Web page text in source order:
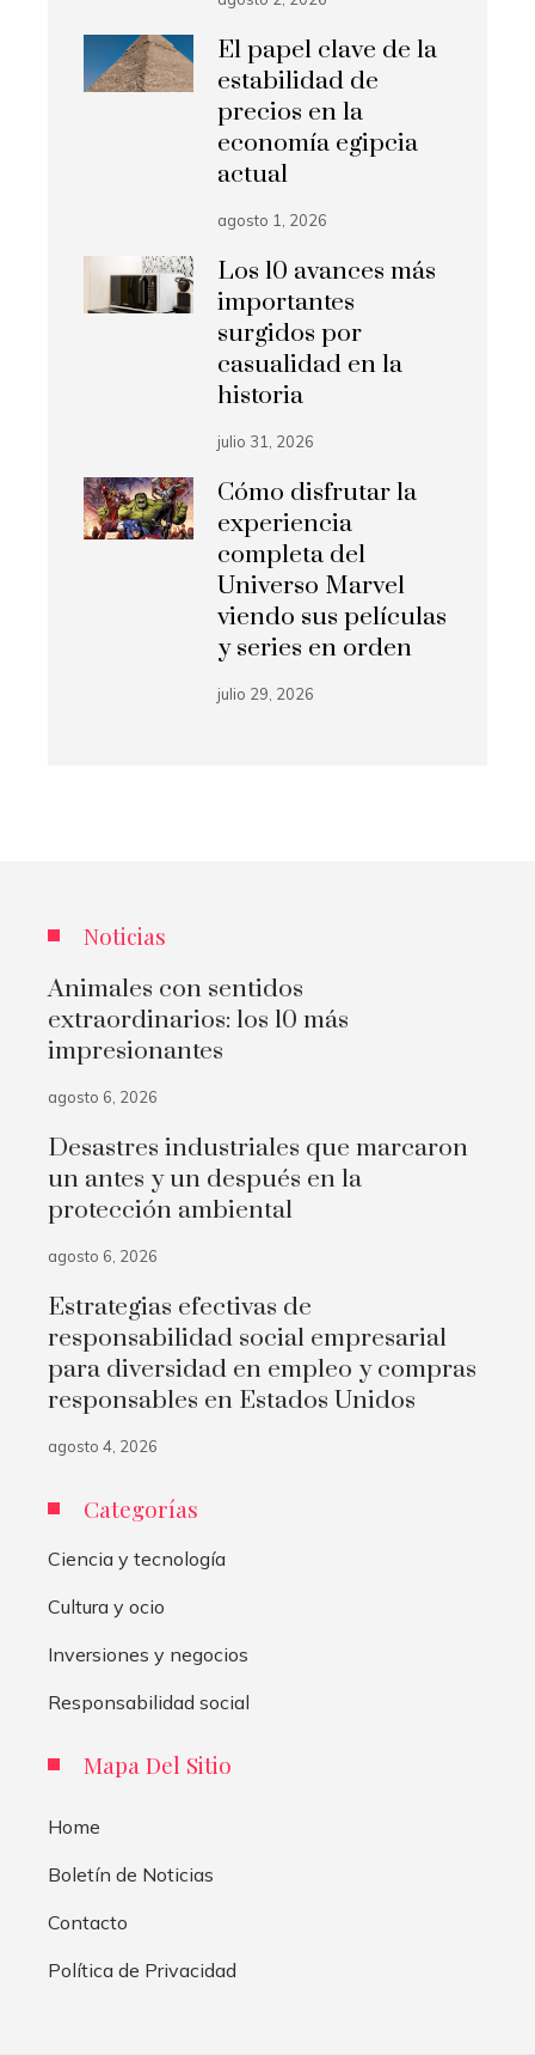
El papel clave de la
estabilidad de
precios en la
economía egipcia
actual
agosto 1, 2026
Los 10 avances más
importantes
surgidos por
casualidad en la
historia
julio 31, 2026
Cómo disfrutar la
experiencia
completa del
Universo Marvel
viendo sus películas
y series en orden
julio 29, 2026
Noticias
Animales con sentidos
extraordinarios: los 10 más
impresionantes
agosto 6, 2026
Desastres industriales que marcaron
un antes y un después en la
protección ambiental
agosto 6, 2026
Estrategias efectivas de
responsabilidad social empresarial
para diversidad en empleo y compras
responsables en Estados Unidos
agosto 4, 2026
Categorías
Ciencia y tecnología
Cultura y ocio
Inversiones y negocios
Responsabilidad social
Mapa Del Sitio
Home
Boletín de Noticias
Contacto
Política de Privacidad